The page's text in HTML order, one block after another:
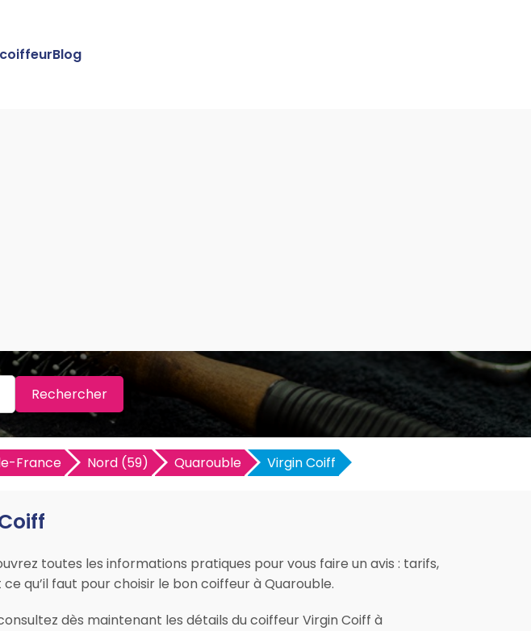
Blog
Rechercher
France Nord (59) Quarouble Virgin Coiff
toutes les informations pratiques pour vous faire un avis : tarifs,
qu’il faut pour choisir le bon coiffeur à Quarouble.
dès maintenant les détails du coiffeur Virgin Coiff à